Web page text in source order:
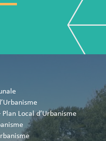
Local d’Urbanisme